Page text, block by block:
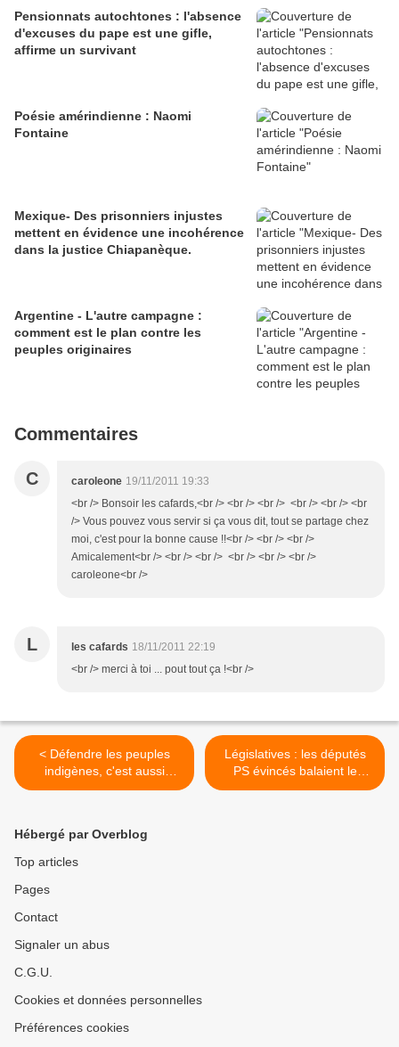
Pensionnats autochtones : l'absence
d'excuses du pape est une gifle,
affirme un survivant
Poésie amérindienne : Naomi
Fontaine
Mexique- Des prisonniers injustes
mettent en évidence une incohérence
dans la justice Chiapanèque.
Argentine - L'autre campagne :
comment est le plan contre les
peuples originaires
Commentaires
C caroleone 19/11/2011 19:33
<br /> Bonsoir les cafards,<br /> <br /> <br /> <br /> <br /> <br
/> Vous pouvez vous servir si ça vous dit, tout se partage chez
moi, c'est pour la bonne cause !!<br /> <br /> <br />
Amicalement<br /> <br /> <br /> <br /> <br /> <br />
caroleone<br />
L les cafards 18/11/2011 22:19
<br /> merci à toi ... pout tout ça !<br />
< Défendre les peuples
indigènes, c'est aussi
préserver notre patrimoine
Législatives : les députés
PS évincés balaient le
soupçon d'antisémitisme >
Hébergé par Overblog
Top articles
Pages
Contact
Signaler un abus
C.G.U.
Cookies et données personnelles
Préférences cookies